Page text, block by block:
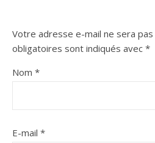
Votre adresse e-mail ne sera pas
obligatoires sont indiqués avec *
Nom *
E-mail *